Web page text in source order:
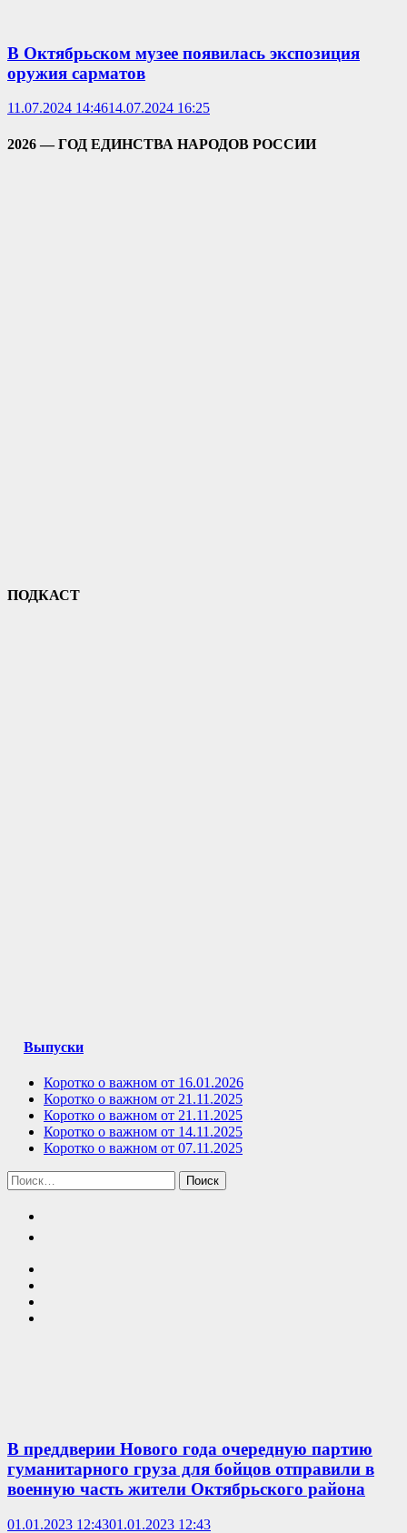
В Октябрьском музее появилась экспозиция
оружия сарматов
11.07.2024 14:4614.07.2024 16:25
2026 — ГОД ЕДИНСТВА НАРОДОВ РОССИИ
ПОДКАСТ
Выпуски
Коротко о важном от 16.01.2026
Коротко о важном от 21.11.2025
Коротко о важном от 21.11.2025
Коротко о важном от 14.11.2025
Коротко о важном от 07.11.2025
Найти:
В преддверии Нового года очередную партию
гуманитарного груза для бойцов отправили в
военную часть жители Октябрьского района
01.01.2023 12:4301.01.2023 12:43